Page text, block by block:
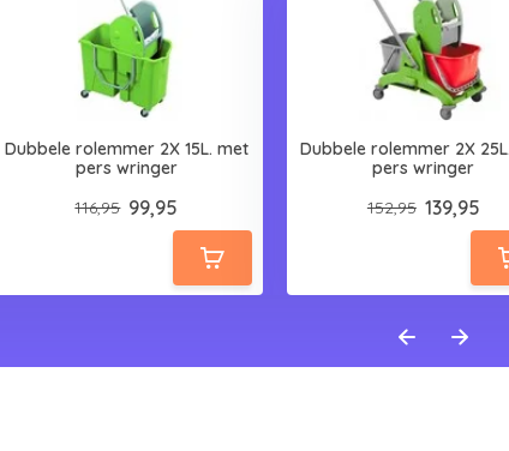
Dubbele rolemmer 2X 15L. met
pers wringer
116,95 99,95
Dubbele rolemmer 2X
pers wringer
152,95 139,95